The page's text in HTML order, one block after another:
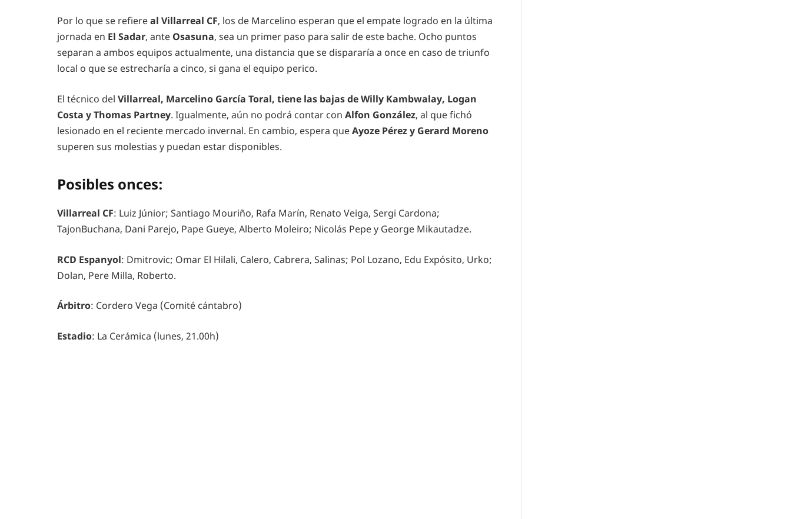
Por lo que se refiereal Villarreal CF, los de Marcelino esperan que el empate logrado en la última
jornada en El Sadar, ante Osasuna, sea un primer paso para salir de este bache. Ocho puntos
separan a ambos equipos actualmente, una distancia que se dispararía a once en caso de triunfo
local o que se estrecharía a cinco, si gana el equipo perico.
El técnico del Villarreal, Marcelino García Toral, tiene las bajas de Willy Kambwalay, Logan
Costa y Thomas Partney. Igualmente, aún no podrá contar con Alfon González, al que fichó
lesionado en el reciente mercado invernal. En cambio, espera queAyoze Pérez y Gerard Moreno
superen sus molestias y puedan estar disponibles.
Posibles onces:
Villarreal CF: Luiz Júnior; Santiago Mouriño, Rafa Marín, Renato Veiga, Sergi Cardona;
TajonBuchana, Dani Parejo, Pape Gueye, Alberto Moleiro; Nicolás Pepe y George Mikautadze.
RCD Espanyol: Dmitrovic; Omar El Hilali, Calero, Cabrera, Salinas; Pol Lozano, Edu Expósito, Urko;
Dolan, Pere Milla, Roberto.
Árbitro: Cordero Vega (Comité cántabro)
Estadio: La Cerámica (lunes, 21.00h)